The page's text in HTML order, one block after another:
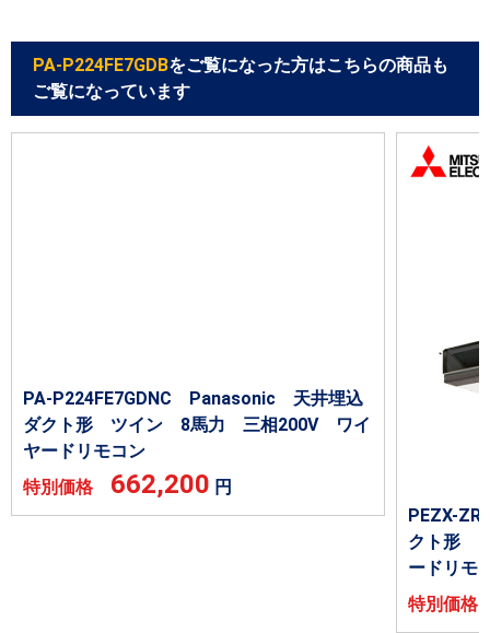
PA-P224FE7GDBをご覧になった方はこちらの商品も
ご覧になっています
PA-P224FE7GDNC Panasonic 天井埋込
ダクト形 ツイン 8馬力 三相200V ワイ
ヤードリモコン
特別価格 662,200 円
PEZX-
クト形
ードリモ
特別価